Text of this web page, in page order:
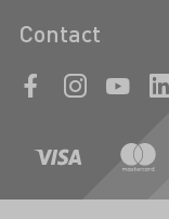
Contact